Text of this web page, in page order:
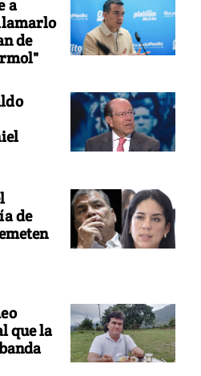
por avalancha en
a
de
de
que la